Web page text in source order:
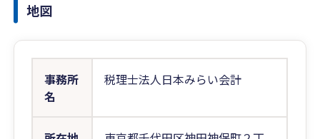
地図
事務所
名
税理士法人日本みらい会計